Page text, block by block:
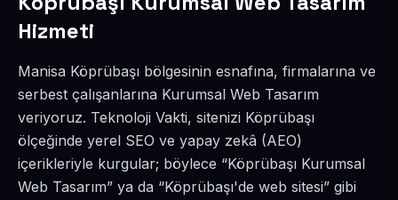
Hizmeti
Manisa Köprübaşı bölgesinin esnafına, firmalarına ve
serbest çalışanlarına Kurumsal Web Tasarım
veriyoruz. Teknoloji Vakti, sitenizi Köprübaşı
ölçeğinde yerel SEO ve yapay zekâ (AEO)
içerikleriyle kurgular; böylece “Köprübaşı Kurumsal
Web Tasarım” ya da “Köprübaşı'de web sitesi” gibi